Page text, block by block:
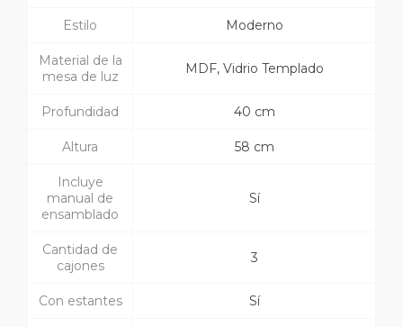
Estilo Moderno
Material de la
mesa de luz
MDF, Vidrio Templado
Profundidad 40 cm
Altura 58 cm
Incluye
manual de
ensamblado
Sí
Cantidad de
cajones
3
Con estantes Sí